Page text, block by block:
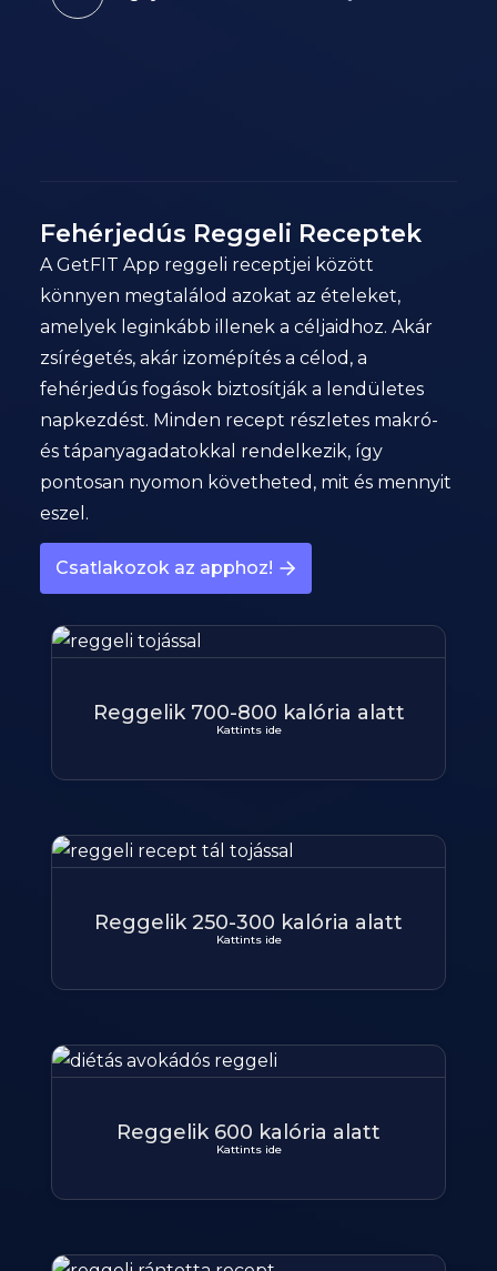
Fehérjedús Reggeli Receptek
A GetFIT App reggeli receptjei között
könnyen megtalálod azokat az ételeket,
amelyek leginkább illenek a céljaidhoz. Akár
zsírégetés, akár izomépítés a célod, a
fehérjedús fogások biztosítják a lendületes
napkezdést. Minden recept részletes makró-
és tápanyagadatokkal rendelkezik, így
pontosan nyomon követheted, mit és mennyit
eszel.
Csatlakozok az apphoz!
Reggelik 700-800 kalória alatt
Kattints ide
Reggelik 250-300 kalória alatt
Kattints ide
Reggelik 600 kalória alatt
Kattints ide